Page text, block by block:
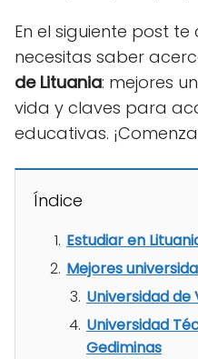
En el siguiente post
necesitas saber
de Lituania: mejores
vida y claves para
educativas.
Índice
Estudiar en
Mejores
Universidad de
Universidad
Gediminas